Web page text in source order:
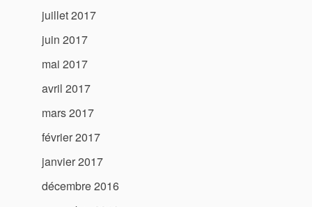
juillet 2017
juin 2017
mai 2017
avril 2017
mars 2017
février 2017
janvier 2017
décembre 2016